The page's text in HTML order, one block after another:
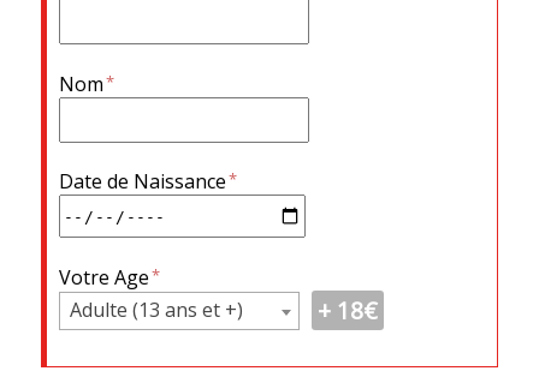
Nom
Date de Naissance
Votre Age
Adulte (13 ans et +)
18€